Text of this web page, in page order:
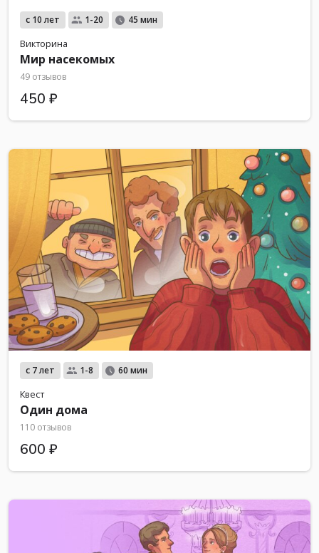
с 10 лет 1-20 45 мин
Викторина
Мир насекомых
49 отзывов
450 ₽
с 7 лет 1-8 60 мин
Квест
Один дома
110 отзывов
600 ₽